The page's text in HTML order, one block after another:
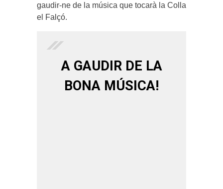
gaudir-ne de la música que tocarà la Colla
el Falçó.
A GAUDIR DE LA
BONA MÚSICA!